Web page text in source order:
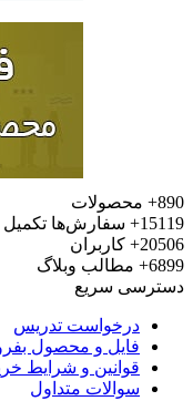
محصولات
سفارش‌ها تکمیل شده
کاربران
مطالب وبلاگ
سریع
درخواست تدریس
فایل و محصول بفروشید
قوانین و شرایط خرید
سوالات متداول